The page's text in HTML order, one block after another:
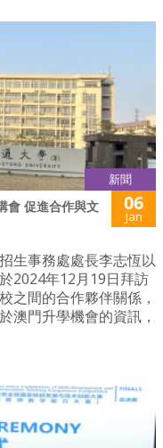
新聞
會 促進合作與文
06
Jan
生事務處處長李志恆以
2024年12月19日拜訪
之間的合作夥伴關係，
澳門升學機會的資訊，